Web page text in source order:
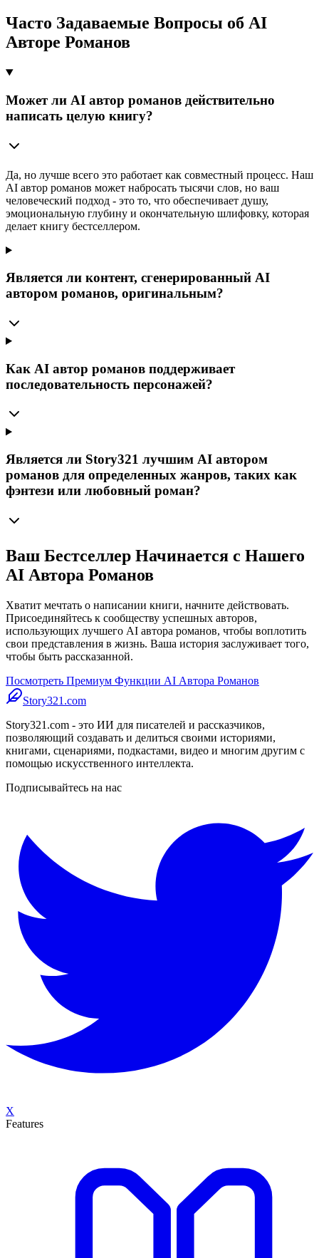
Часто Задаваемые Вопросы об AI
Авторе Романов
Может ли AI автор романов действительно
написать целую книгу?
Да, но лучше всего это работает как совместный процесс. Наш
AI автор романов может набросать тысячи слов, но ваш
человеческий подход - это то, что обеспечивает душу,
эмоциональную глубину и окончательную шлифовку, которая
делает книгу бестселлером.
Является ли контент, сгенерированный AI
автором романов, оригинальным?
Как AI автор романов поддерживает
последовательность персонажей?
Является ли Story321 лучшим AI автором
романов для определенных жанров, таких как
фэнтези или любовный роман?
Ваш Бестселлер Начинается с Нашего
AI Автора Романов
Хватит мечтать о написании книги, начните действовать.
Присоединяйтесь к сообществу успешных авторов,
использующих лучшего AI автора романов, чтобы воплотить
свои представления в жизнь. Ваша история заслуживает того,
чтобы быть рассказанной.
Посмотреть Премиум Функции AI Автора Романов
Story321.com
Story321.com - это ИИ для писателей и рассказчиков,
позволяющий создавать и делиться своими историями,
книгами, сценариями, подкастами, видео и многим другим с
помощью искусственного интеллекта.
Подписывайтесь на нас
X
Features